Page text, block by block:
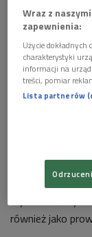
[YouTube
Wojna nie
Robert
którym od
- Od kilku dni
próbach,
wychodzi -
również jako
Wraz z
zapewnienia:
Użycie
charakterystyki
informacji na
treści, pomiar
Lista partnerów